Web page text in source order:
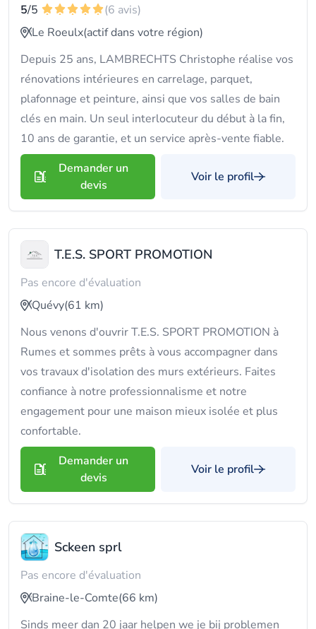
5/5
(6 avis)
Le Roeulx(actif dans votre région)
Depuis 25 ans, LAMBRECHTS Christophe réalise vos
rénovations intérieures en carrelage, parquet,
plafonnage et peinture, ainsi que vos salles de bain
clés en main. Un seul interlocuteur du début à la fin,
10 ans de garantie, et un service après-vente fiable.
Demander un
devis
Voir le profil
T.E.S. SPORT PROMOTION
Pas encore d'évaluation
Quévy(61 km)
Nous venons d'ouvrir T.E.S. SPORT PROMOTION à
Rumes et sommes prêts à vous accompagner dans
vos travaux d'isolation des murs extérieurs. Faites
confiance à notre professionnalisme et notre
engagement pour une maison mieux isolée et plus
confortable.
Demander un
devis
Voir le profil
Sckeen sprl
Pas encore d'évaluation
Braine-le-Comte(66 km)
Sinds meer dan 20 jaar helpen we je bij problemen